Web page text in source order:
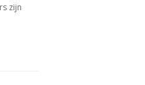
zijn